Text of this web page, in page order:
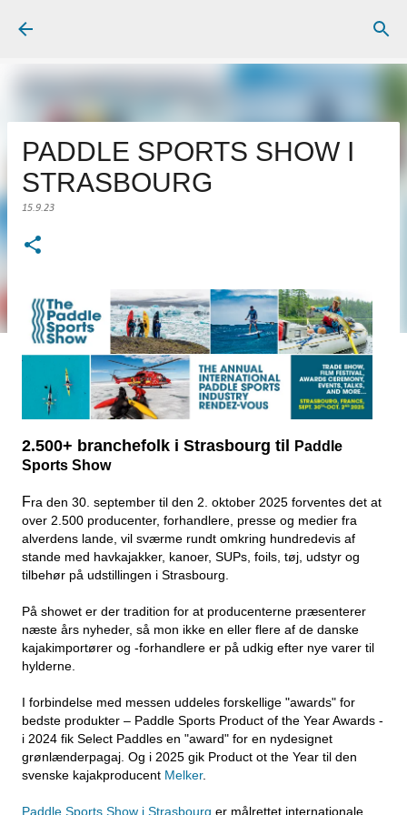
PADDLE SPORTS SHOW I
STRASBOURG
15.9.23
2.500+ branchefolk i Strasbourg til Paddle
Sports Show
Fra den 30. september til den 2. oktober 2025 forventes det at
over 2.500 producenter, forhandlere, presse og medier fra
alverdens lande, vil sværme rundt omkring hundredevis af
stande med havkajakker, kanoer, SUPs, foils, tøj, udstyr og
tilbehør på udstillingen i Strasbourg.
På showet er der tradition for at producenterne præsenterer
næste års nyheder, så mon ikke en eller flere af de danske
kajakimportører og -forhandlere er på udkig efter nye varer til
hylderne.
I forbindelse med messen uddeles forskellige "awards" for
bedste produkter – Paddle Sports Product of the Year Awards -
i 2024 fik Select Paddles en "award" for en nydesignet
grønlænderpagaj. Og i 2025 gik Product ot the Year til den
svenske kajakproducent Melker.
Paddle Sports Show i Strasbourg er målrettet internationale